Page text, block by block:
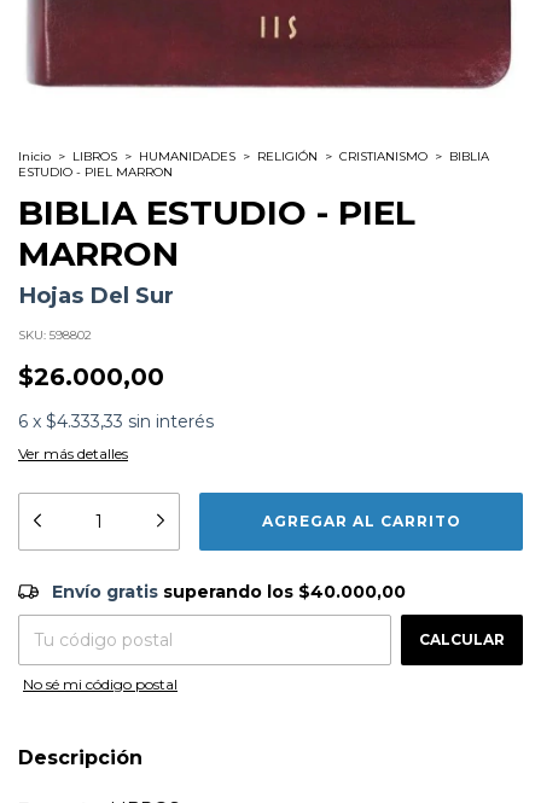
Inicio > LIBROS > HUMANIDADES > RELIGIÓN > CRISTIANISMO > BIBLIA
ESTUDIO - PIEL MARRON
BIBLIA ESTUDIO - PIEL
MARRON
Hojas Del Sur
SKU: 598802
$26.000,00
6 x $4.333,33 sin interés
Ver más detalles
Envío gratis $40.000,00
Entregas para el CP: CAMBIAR CP
Envío gratis superando los $40.000,00
CALCULAR
No sé mi código postal
Descripción
Formato:
LIBROS
Editorial:
Hojas Del Sur
Encuadernación:Tapa Blanda
ISBN:9788480833257
Fecha Publicación:
10/2015
Sinópsis